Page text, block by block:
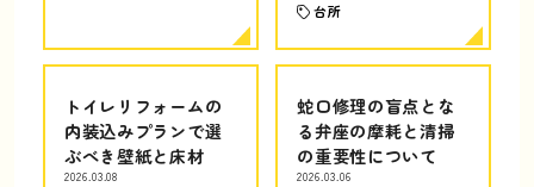
台所
トイレリフォームの
内装込みプランで選
ぶべき壁紙と床材
2026.03.08
蛇口修理の盲点とな
る弁座の摩耗と清掃
の重要性について
2026.03.06